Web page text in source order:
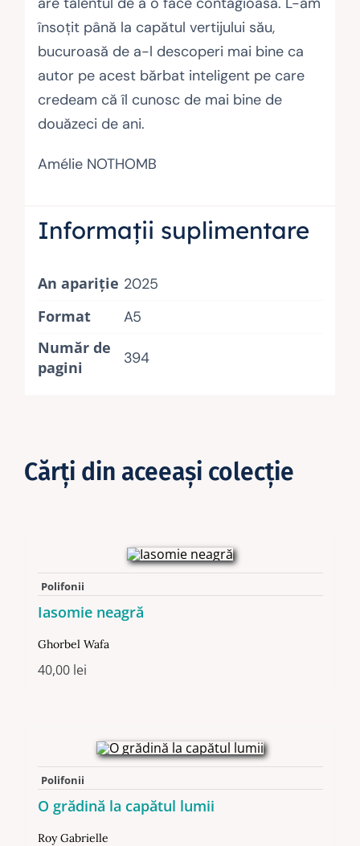
însoţit până la capătul vertijului său,
bucuroasă de a-l descoperi mai bine ca
autor pe acest bărbat inteligent pe care
credeam că îl cunosc de mai bine de
douăzeci de ani.
Amélie NOTHOMB
Informații suplimentare
An apariție 2025
Format
A5
Număr de
pagini
394
Cărţi din aceeaşi colecţie
Polifonii
Iasomie neagră
Ghorbel Wafa
40,00 lei
Polifonii
O grădină la capătul lumii
Roy Gabrielle